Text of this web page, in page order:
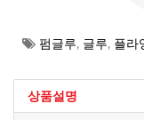
펌글루, 글루, 플라
상품설명